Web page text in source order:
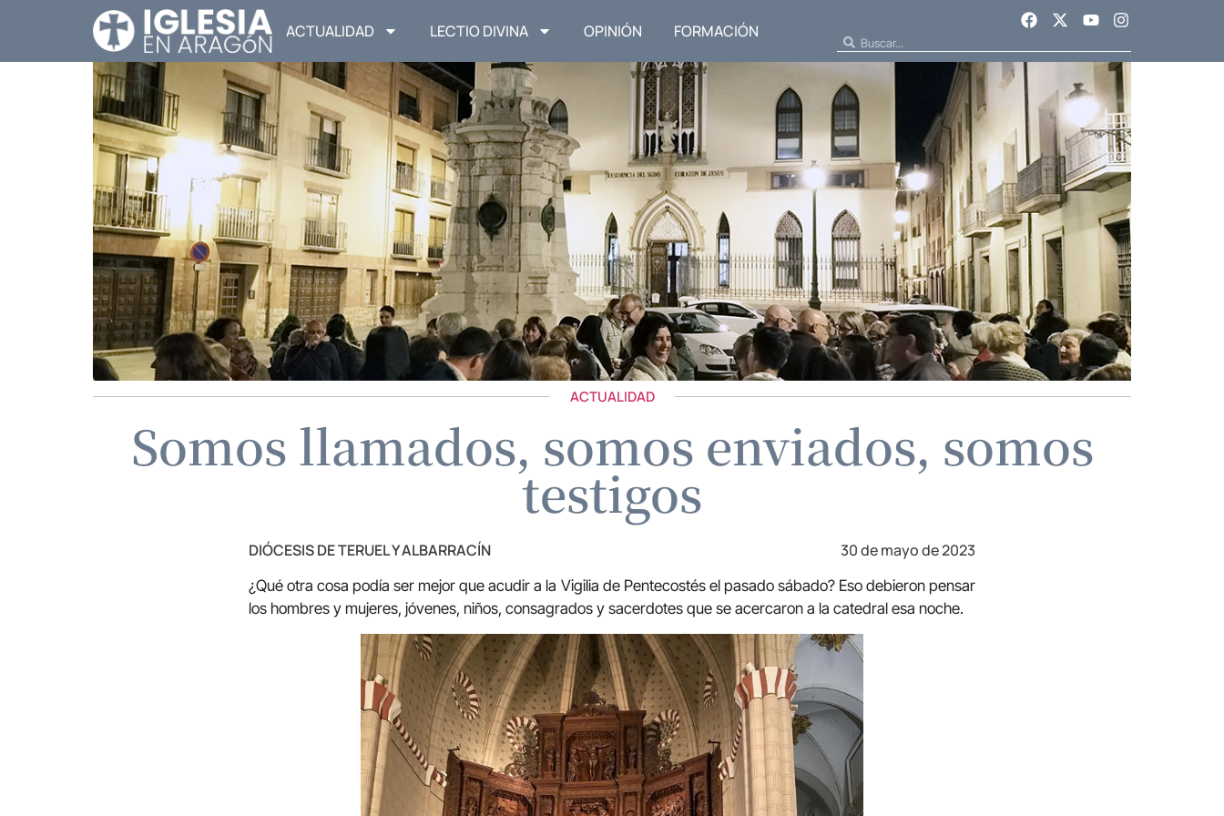
ACTUALIDAD LECTIO DIVINA OPINIÓN FORMACIÓN
ACTUALIDAD
Somos llamados, somos enviados, somos
testigos
DIÓCESIS DE TERUEL Y ALBARRACÍN 30 de mayo de 2023
¿Qué otra cosa podía ser mejor que acudir a la Vigilia de Pentecostés el pasado sábado? Eso debieron pensar
los hombres y mujeres, jóvenes, niños, consagrados y sacerdotes que se acercaron a la catedral esa noche.